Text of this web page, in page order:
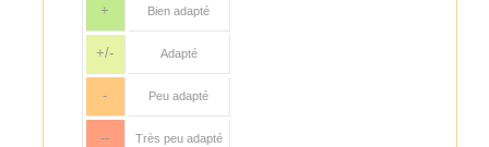
+ Bien adapté
+/- Adapté
- Peu adapté
-- Très peu adapté